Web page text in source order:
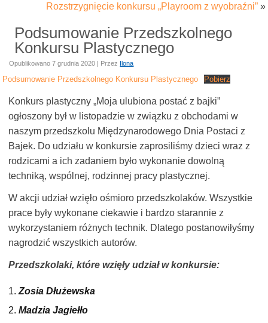
Rozstrzygnięcie konkursu „Playroom z wyobraźni”»
Podsumowanie Przedszkolnego
Konkursu Plastycznego
Opublikowano 7 grudnia 2020 | Przez Ilona
Podsumowanie Przedszkolnego Konkursu Plastycznego Pobierz
Konkurs plastyczny „Moja ulubiona postać z bajki”
ogłoszony był w listopadzie w związku z obchodami w
naszym przedszkolu Międzynarodowego Dnia Postaci z
Bajek. Do udziału w konkursie zaprosiliśmy dzieci wraz z
rodzicami a ich zadaniem było wykonanie dowolną
techniką, wspólnej, rodzinnej pracy plastycznej.
W akcji udział wzięło ośmioro przedszkolaków. Wszystkie
prace były wykonane ciekawie i bardzo starannie z
wykorzystaniem różnych technik. Dlatego postanowiłyśmy
nagrodzić wszystkich autorów.
Przedszkolaki, które wzięły udział w konkursie:
Zosia Dłużewska
Madzia Jagiełło